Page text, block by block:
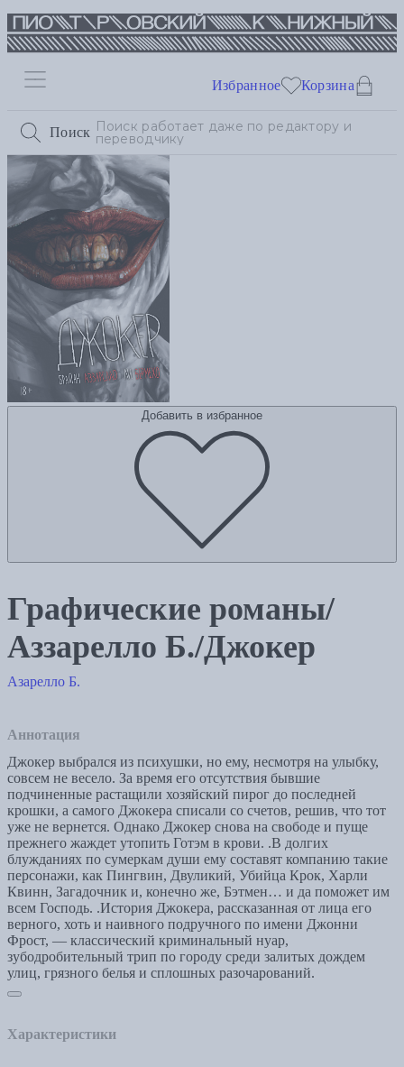
Поиск
Избранное Корзина
Добавить в избранное
Графические романы/
Аззарелло Б./Джокер
Азарелло Б.
Аннотация
Джокер выбрался из психушки, но ему, несмотря на улыбку,
совсем не весело. За время его отсутствия бывшие
подчиненные растащили хозяйский пирог до последней
крошки, а самого Джокера списали со счетов, решив, что тот
уже не вернется. Однако Джокер снова на свободе и пуще
прежнего жаждет утопить Готэм в крови. .В долгих
блужданиях по сумеркам души ему составят компанию такие
персонажи, как Пингвин, Двуликий, Убийца Крок, Харли
Квинн, Загадочник и, конечно же, Бэтмен… и да поможет им
всем Господь. .История Джокера, рассказанная от лица его
верного, хоть и наивного подручного по имени Джонни
Фрост, — классический криминальный нуар,
зубодробительный трип по городу среди залитых дождем
улиц, грязного белья и сплошных разочарований.
Характеристики